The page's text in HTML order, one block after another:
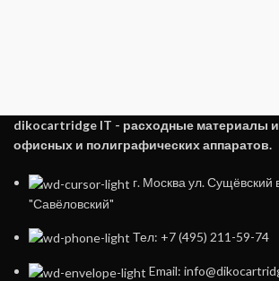
dikocartridge IT - расходные материалы и
офисных и полиграфических аппаратов.
г. Москва ул. Сущёвский
"Савёловский"
Тел: +7 (495) 211-59-74
Email: